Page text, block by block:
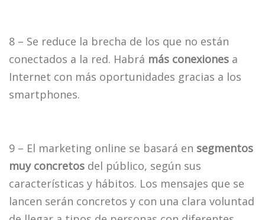
8 – Se reduce la brecha de los que no están
conectados a la red. Habrá más conexiones a
Internet con más oportunidades gracias a los
smartphones.
9 – El marketing online se basará en segmentos
muy concretos del público, según sus
características y hábitos. Los mensajes que se
lancen serán concretos y con una clara voluntad